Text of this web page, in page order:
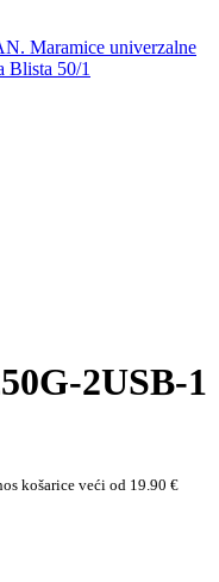
Maramice univerzalne
Blista 50/1
2USB-1
košarice veći od 19.90 €